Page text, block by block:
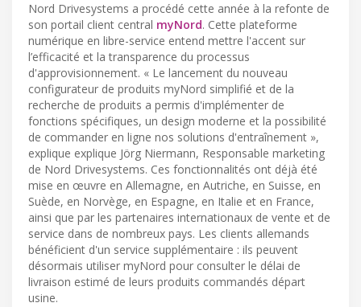
Nord Drivesystems a procédé cette année à la refonte de
son portail client central myNord. Cette plateforme
numérique en libre-service entend mettre l'accent sur
l’efficacité et la transparence du processus
d'approvisionnement. « Le lancement du nouveau
configurateur de produits myNord simplifié et de la
recherche de produits a permis d'implémenter de
fonctions spécifiques, un design moderne et la possibilité
de commander en ligne nos solutions d'entraînement »,
explique explique Jörg Niermann, Responsable marketing
de Nord Drivesystems. Ces fonctionnalités ont déjà été
mise en œuvre en Allemagne, en Autriche, en Suisse, en
Suède, en Norvège, en Espagne, en Italie et en France,
ainsi que par les partenaires internationaux de vente et de
service dans de nombreux pays. Les clients allemands
bénéficient d'un service supplémentaire : ils peuvent
désormais utiliser myNord pour consulter le délai de
livraison estimé de leurs produits commandés départ
usine.